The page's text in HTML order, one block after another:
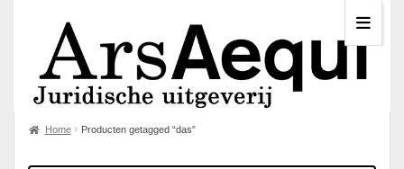
Home Producten getagged “das”